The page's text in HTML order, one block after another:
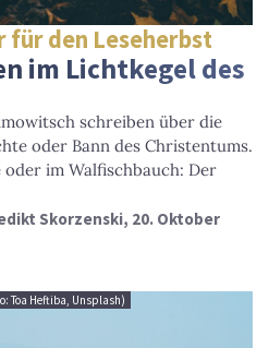
für den Leseherbst
im Lichtkegel des
schreiben über die
oder Bann des Christentums.
im Walfischbauch: Der
Skorzenski, 20. Oktober
Toa Heftiba, Unsplash)